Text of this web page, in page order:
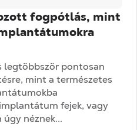
fogpótlás, mint
pontosan
mint a természetes
fejek, vagy
néznek...